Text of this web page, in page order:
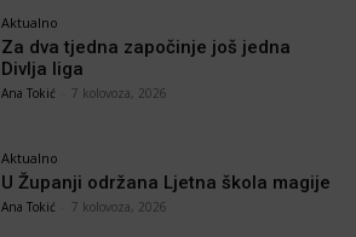
Aktualno
Za dva tjedna započinje još jedna
Divlja liga
Ana Tokić 7 kolovoza, 2026
Aktualno
U Županji održana Ljetna škola magije
Ana Tokić 7 kolovoza, 2026